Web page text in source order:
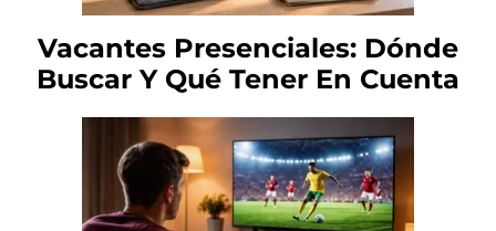
Vacantes Presenciales: Dónde
Buscar Y Qué Tener En Cuenta